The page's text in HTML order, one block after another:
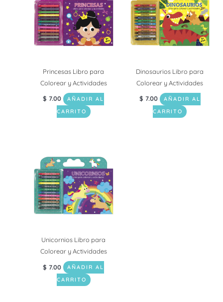
Princesas Libro para
Colorear y Actividades
$ 7.00
AÑADIR AL
CARRITO
Dinosaurios Libro para
Colorear y Actividades
$ 7.00
AÑADIR AL
CARRITO
Unicornios Libro para
Colorear y Actividades
$ 7.00
AÑADIR AL
CARRITO